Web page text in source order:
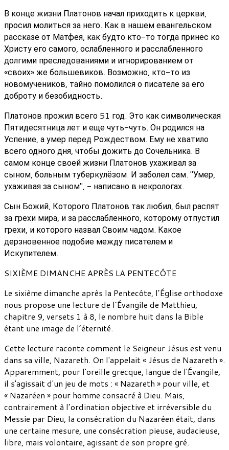
В конце жизни Платонов начал приходить к церкви,
просил молиться за него. Как в нашем евангельском
рассказе от Матфея, как будто кто-то тогда принес ко
Христу его самого, ослабленного и расслабленного
долгими преследованиями и игнорированием от
«своих» же большевиков. Возможно, кто-то из
новомучеников, тайно помолился о писателе за его
доброту и безобидность.
Платонов прожил всего 51 год. Это как символическая
Пятидесятница лет и еще чуть-чуть. Он родился на
Успение, а умер перед Рождеством. Ему не хватило
всего одного дня, чтобы дожить до Сочельника. В
самом конце своей жизни Платонов ухаживал за
сыном, больным туберкулёзом. И заболел сам. "Умер,
ухаживая за сыном", - написано в некрологах.
Сын Божий, Которого Платонов так любил, был распят
за грехи мира, и за расслабленного, которому отпустил
грехи, и которого назвал Своим чадом. Какое
дерзновенное подобие между писателем и
Искупителем.
SIXIÈME DIMANCHE APRÈS LA PENTECÔTE
Le sixième dimanche après la Pentecôte, l’Église orthodoxe
nous propose une lecture de l’Évangile de Matthieu,
chapitre 9, versets 1 à 8, le nombre huit dans la Bible
étant une image de l’éternité.
Cette lecture raconte comment le Seigneur Jésus est venu
dans sa ville, Nazareth. On l'appelait « Jésus de Nazareth ».
Apparemment, pour l'oreille grecque, langue de l'Évangile,
il s'agissait d'un jeu de mots : « Nazareth » pour ville, et
« Nazaréen » pour homme consacré à Dieu. Mais,
contrairement à l’ordination objective et irréversible du
Messie par Dieu, la consécration du Nazaréen était, dans
une certaine mesure, une consécration pieuse, audacieuse,
libre, mais volontaire, agissant de son propre gré.